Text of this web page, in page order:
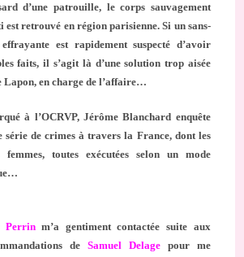
d’une patrouille, le corps sauvagement
est retrouvé en région parisienne. Si un sans-
est rapidement suspecté d’avoir
faits, il s’agit là d’une solution trop aisée
Lapon, en charge de l’affaire…
à l’OCRVP, Jérôme Blanchard enquête
série de crimes à travers la France, dont les
toutes exécutées selon un mode
Perrinm’a gentiment contactée suite aux
de Samuel Delagepour me